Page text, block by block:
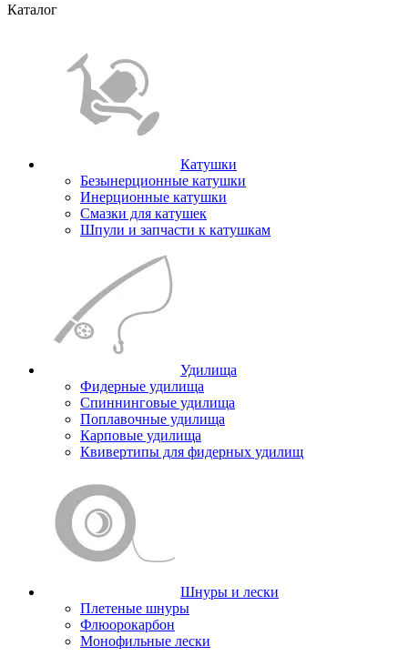
Каталог
Катушки
Безынерционные катушки
Инерционные катушки
Смазки для катушек
Шпули и запчасти к катушкам
Удилища
Фидерные удилища
Спиннинговые удилища
Поплавочные удилища
Карповые удилища
Квивертипы для фидерных удилищ
Шнуры и лески
Плетеные шнуры
Флюорокарбон
Монофильные лески